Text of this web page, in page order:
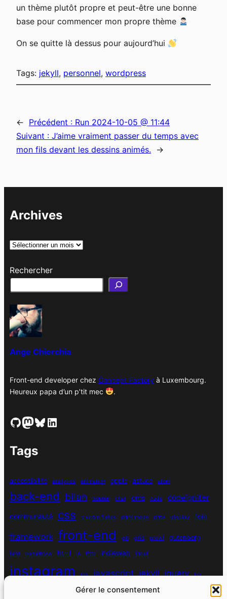
Gérer le consentement
un thème plutôt propre et peut-être une bonne
base pour commencer mon propre thème
On se quitte là dessus pour aujourd’hui
Tags: jekyll, personnel, wordpress
← Précédent : Run 2024-10-05 @ 11:44
Suivant : J’aime vraiment passer du temps avec
mon fils devant les dessins animés.
→
Archives
A
c
e
s
Rechercher
Ange Chierchia
Front-end developer chez Concept Factoryà Luxembourg.
Heureux papa d’un p’tit mec
.
GitHub Mastodon Bluesky LinkedIn
Tags
accessibilité analytics animation apple astuce atom
back-end bilan bouton chat cms coda codeigniter
communauté css custom fields dark mode date display font
framework front-end git grid growl gutenberg
hike homebrew html ia ifttt indieweb input
instagram ios javascript jekyll jquery jsx
masonry media queries mysql navigation